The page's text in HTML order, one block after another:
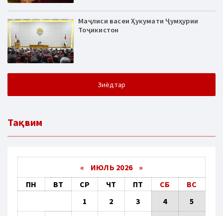
Маҷлиси васеи Ҳукумати Ҷумҳурии
Тоҷикистон
Зиёдтар
Тақвим
« ИЮЛЬ 2026 »
ПН
ВТ СР ЧТ ПТ СБ
ВС
1
2 3 4 5